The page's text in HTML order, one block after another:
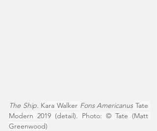
The Ship. Kara Walker Fons Americanus Tate
Modern 2019 (detail). Photo: © Tate (Matt
Greenwood)